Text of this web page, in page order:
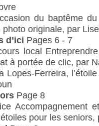
du baptême
photo originale, par
d’ici Pages 6 - 7
local
à portée de clic, par
Lopes-Ferreira,
Page 8
Accompagnement
pour les